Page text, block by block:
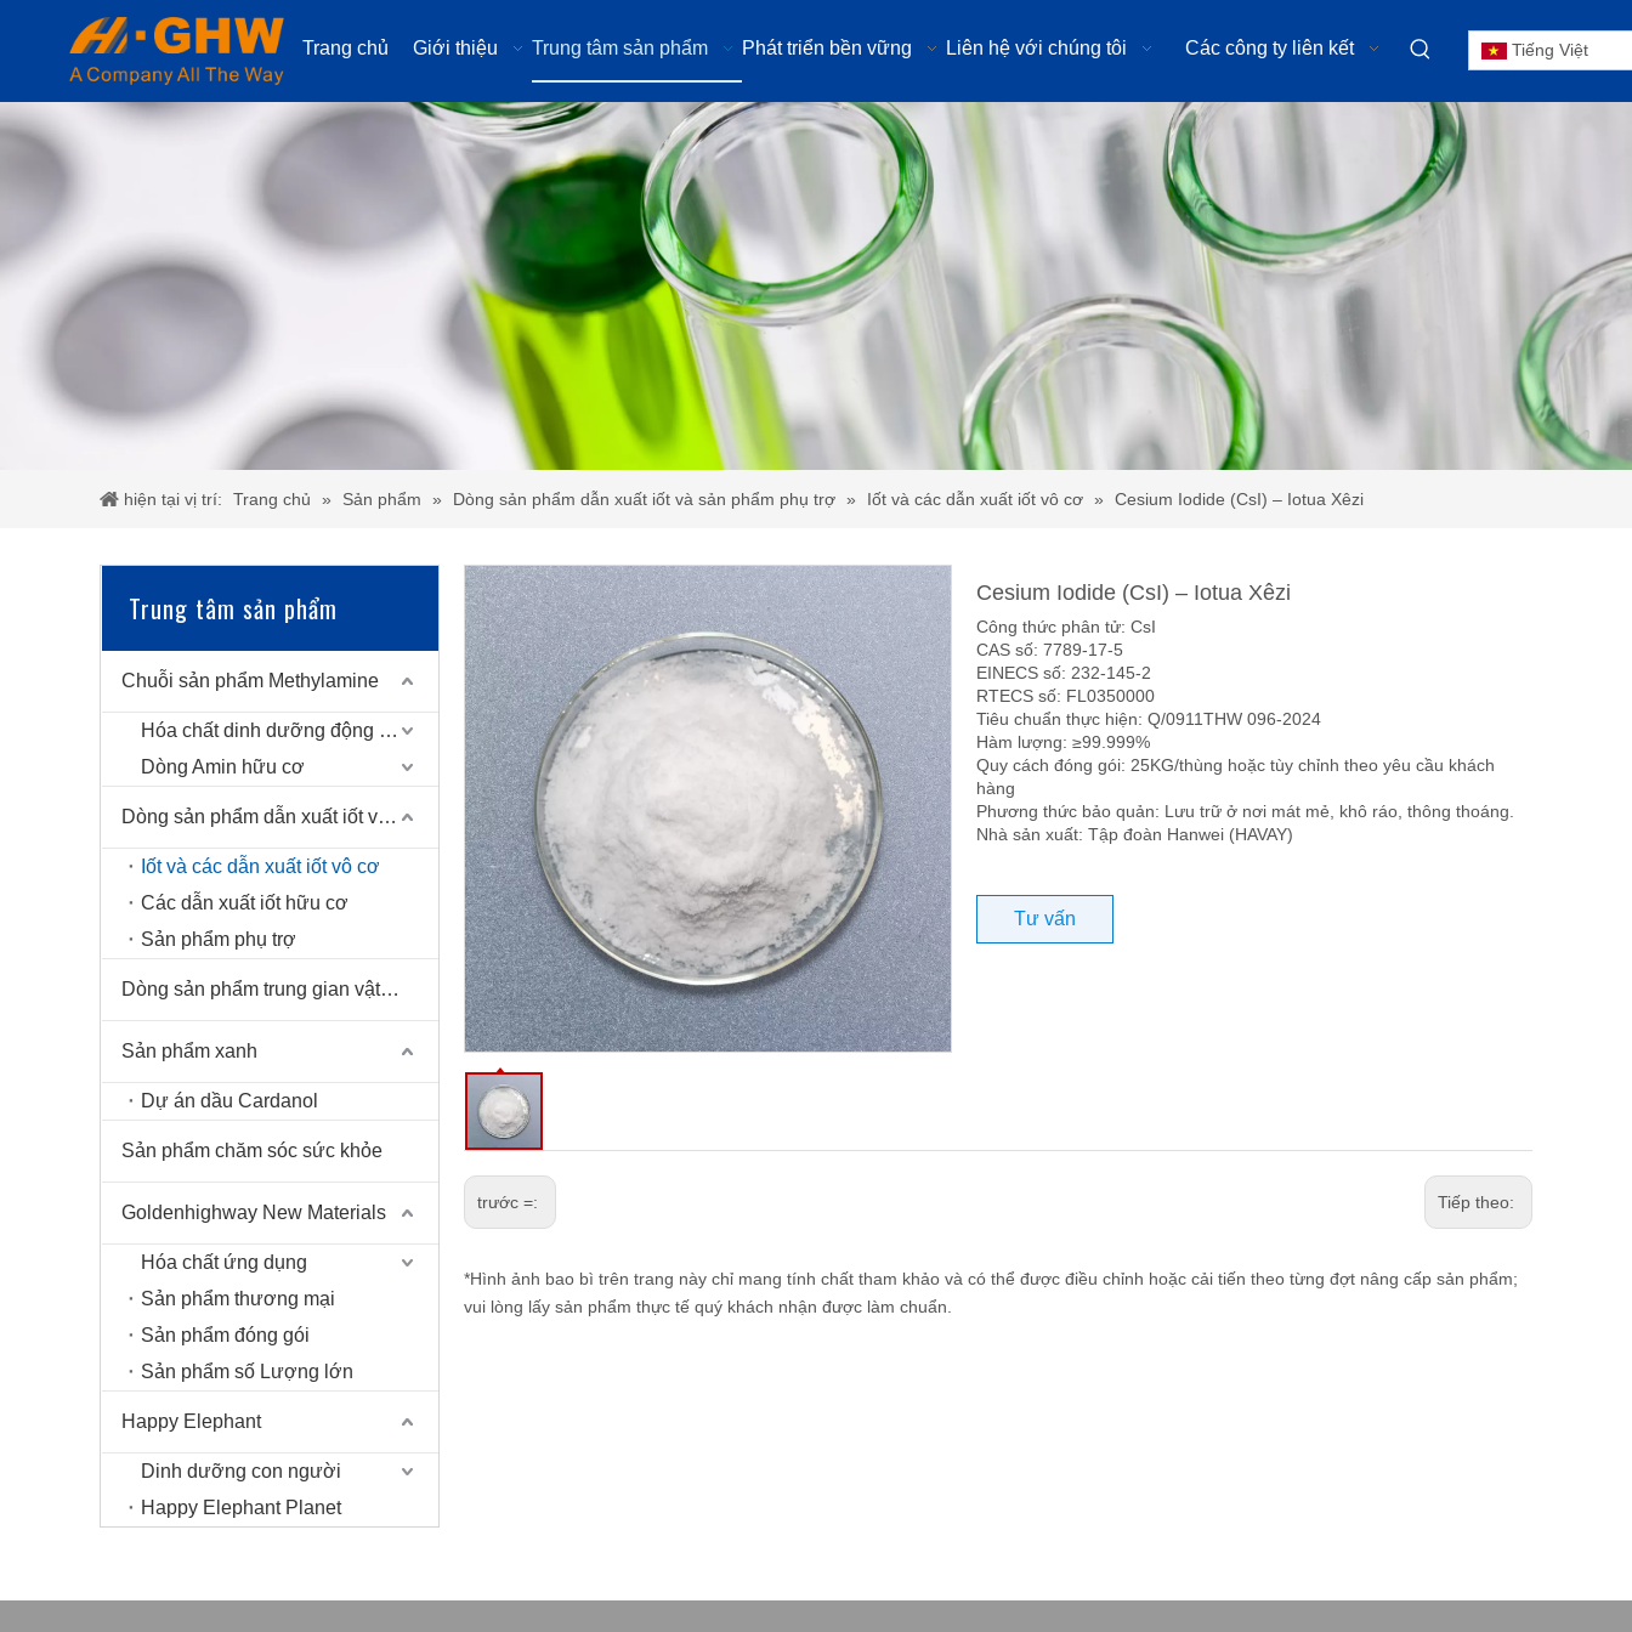
Trang chủ Giới thiệu Trung tâm sản phẩm Phát triển bền vững Liên hệ với chúng tôi Các công ty liên kết Tiếng Việt
hiện tại vị trí: Trang chủ » Sản phẩm » Dòng sản phẩm dẫn xuất iốt và sản phẩm phụ trợ » Iốt và các dẫn xuất iốt vô cơ » Cesium Iodide (CsI) – Iotua Xêzi
Trung tâm sản phẩm
Chuỗi sản phẩm Methylamine
Hóa chất dinh dưỡng động vật
Dòng Amin hữu cơ
Dòng sản phẩm dẫn xuất iốt và sản phẩm phụ trợ
Iốt và các dẫn xuất iốt vô cơ
Các dẫn xuất iốt hữu cơ
Sản phẩm phụ trợ
Dòng sản phẩm trung gian vật liệu tiên tiến
Sản phẩm xanh
Dự án dầu Cardanol
Sản phẩm chăm sóc sức khỏe
Goldenhighway New Materials
Hóa chất ứng dụng
Sản phẩm thương mại
Sản phẩm đóng gói
Sản phẩm số Lượng lớn
Happy Elephant
Dinh dưỡng con người
Happy Elephant Planet
Cesium Iodide (CsI) – Iotua Xêzi
Công thức phân tử: CsI
CAS số: 7789-17-5
EINECS số: 232-145-2
RTECS số: FL0350000
Tiêu chuẩn thực hiện: Q/0911THW 096-2024
Hàm lượng: ≥99.999%
Quy cách đóng gói: 25KG/thùng hoặc tùy chỉnh theo yêu cầu khách
hàng
Phương thức bảo quản: Lưu trữ ở nơi mát mẻ, khô ráo, thông thoáng.
Nhà sản xuất: Tập đoàn Hanwei (HAVAY)
Tư vấn
trước =: Tiếp theo:
*Hình ảnh bao bì trên trang này chỉ mang tính chất tham khảo và có thể được điều chỉnh hoặc cải tiến theo từng đợt nâng cấp sản phẩm;
vui lòng lấy sản phẩm thực tế quý khách nhận được làm chuẩn.